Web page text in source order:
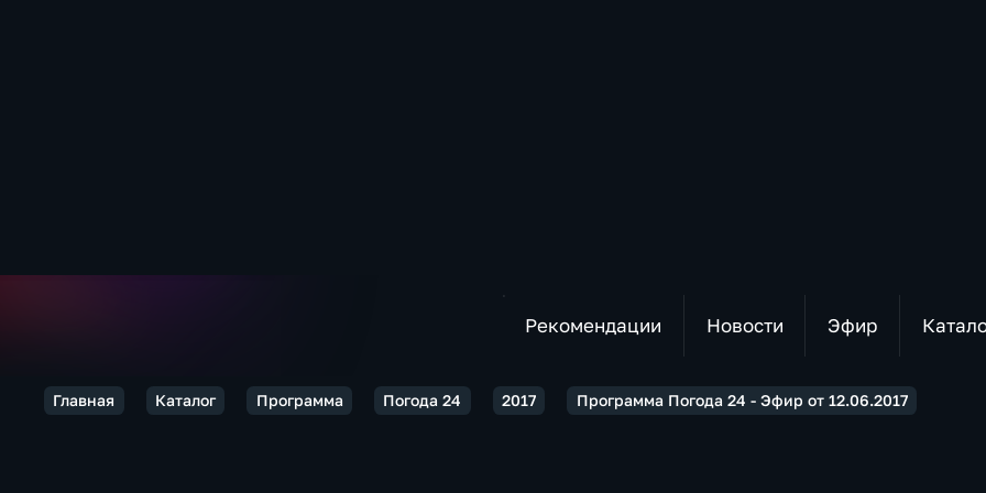
Рекомендации Новости Эфир
Главная Каталог Программа Погода 24 2017 Программа Погода 24 - Эфир от 12.06.2017